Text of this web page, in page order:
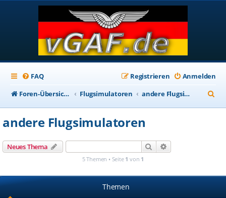
FAQ Anmelden
Registrieren
Foren-Übersicht
Flugsimulatoren andere Flugsimulatoren
u
andere Flugsimulatoren
Neues Thema Suche
5 Themen • Seite 1 von 1
Themen